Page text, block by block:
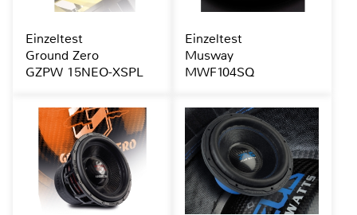
Einzeltest
Ground Zero
GZPW 15NEO-XSPL
Einzeltest
Musway
MWF104SQ